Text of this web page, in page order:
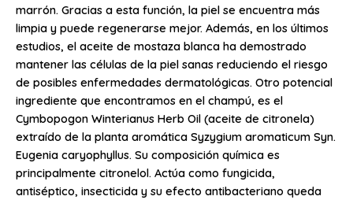
marrón. Gracias a esta función, la piel se encuentra más
limpia y puede regenerarse mejor. Además, en los últimos
estudios, el aceite de mostaza blanca ha demostrado
mantener las células de la piel sanas reduciendo el riesgo
de posibles enfermedades dermatológicas. Otro potencial
ingrediente que encontramos en el champú, es el
Cymbopogon Winterianus Herb Oil (aceite de citronela)
extraído de la planta aromática Syzygium aromaticum Syn.
Eugenia caryophyllus. Su composición química es
principalmente citronelol. Actúa como fungicida,
antiséptico, insecticida y su efecto antibacteriano queda